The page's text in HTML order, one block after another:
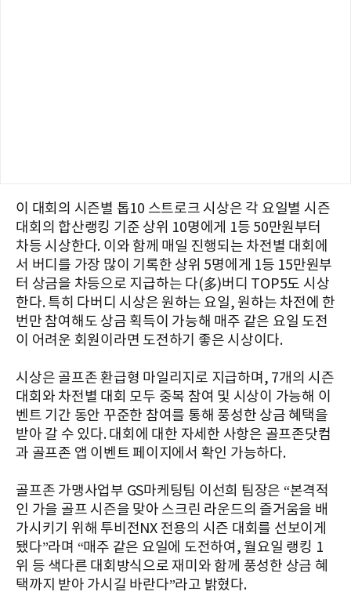
이 대회의 시즌별 톱10 스트로크 시상은 각 요일별 시즌
대회의 합산랭킹 기준 상위 10명에게 1등 50만원부터
차등 시상한다. 이와 함께 매일 진행되는 차전별 대회에
서 버디를 가장 많이 기록한 상위 5명에게 1등 15만원부
터 상금을 차등으로 지급하는 다(多)버디 TOP5도 시상
한다. 특히 다버디 시상은 원하는 요일, 원하는 차전에 한
번만 참여해도 상금 획득이 가능해 매주 같은 요일 도전
이 어려운 회원이라면 도전하기 좋은 시상이다.
시상은 골프존 환급형 마일리지로 지급하며, 7개의 시즌
대회와 차전별 대회 모두 중복 참여 및 시상이 가능해 이
벤트 기간 동안 꾸준한 참여를 통해 풍성한 상금 혜택을
받아 갈 수 있다. 대회에 대한 자세한 사항은 골프존닷컴
과 골프존 앱 이벤트 페이지에서 확인 가능하다.
골프존 가맹사업부 GS마케팅팀 이선희 팀장은 “본격적
인 가을 골프 시즌을 맞아 스크린 라운드의 즐거움을 배
가시키기 위해 투비전NX 전용의 시즌 대회를 선보이게
됐다”라며 “매주 같은 요일에 도전하여, 월요일 랭킹 1
위 등 색다른 대회방식으로 재미와 함께 풍성한 상금 혜
택까지 받아 가시길 바란다”라고 밝혔다.